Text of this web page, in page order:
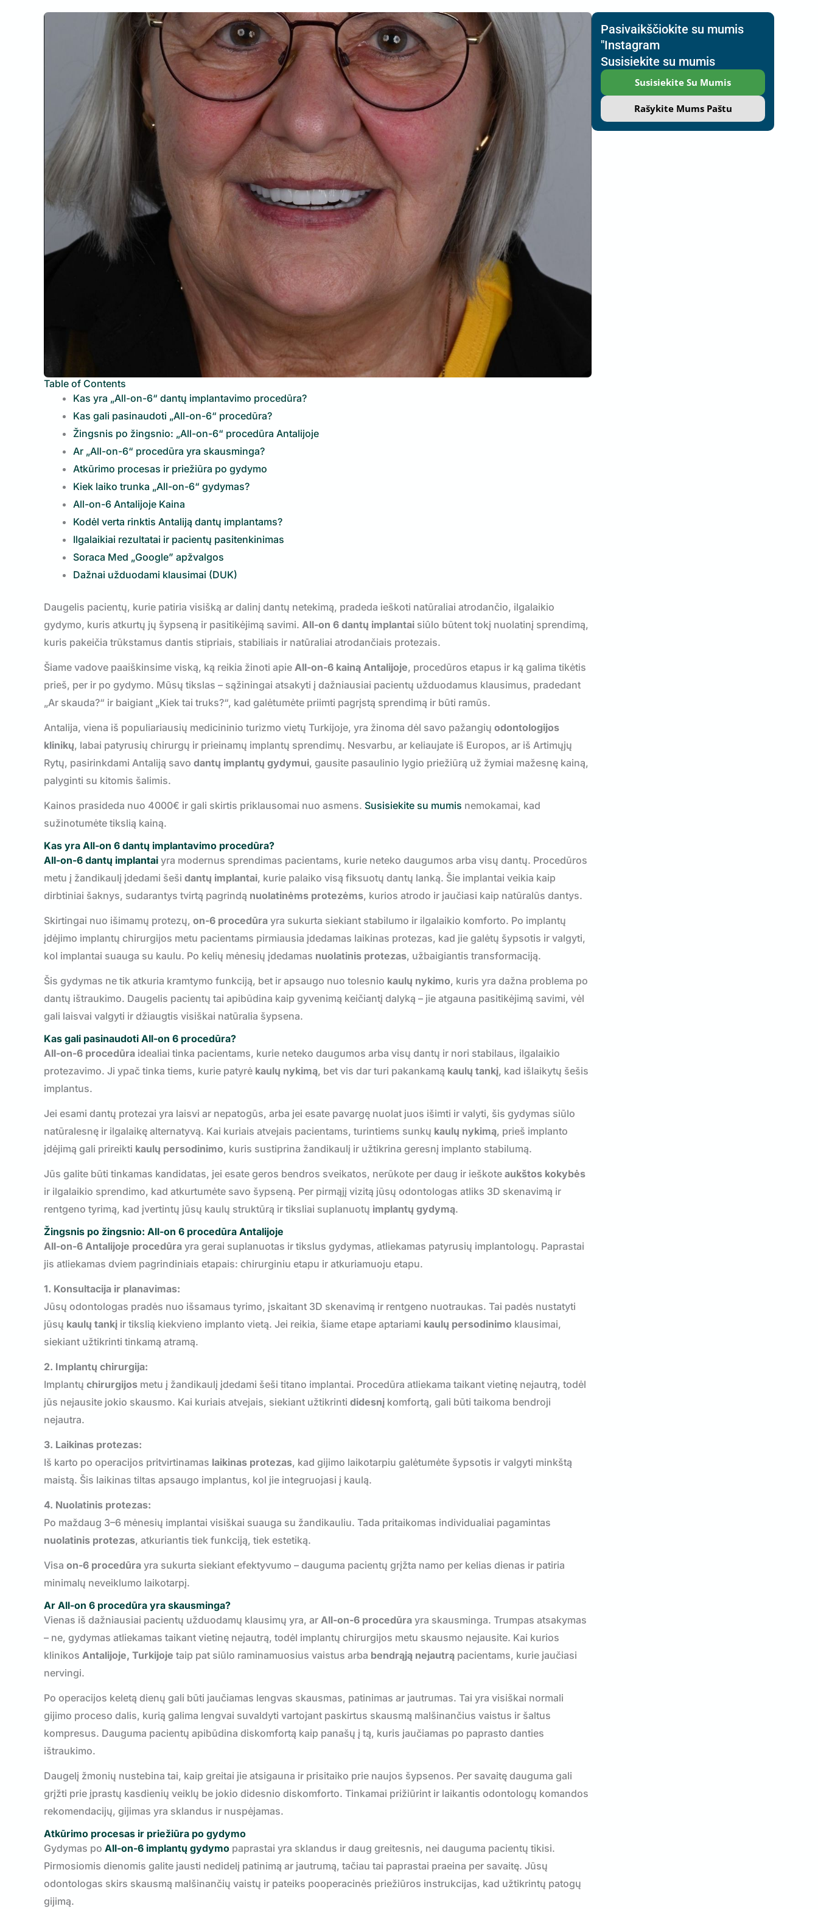
Table of Contents
Kas yra „All-on-6“ dantų implantavimo procedūra?
Kas gali pasinaudoti „All-on-6“ procedūra?
Žingsnis po žingsnio: „All-on-6“ procedūra Antalijoje
Ar „All-on-6“ procedūra yra skausminga?
Atkūrimo procesas ir priežiūra po gydymo
Kiek laiko trunka „All-on-6“ gydymas?
All-on-6 Antalijoje Kaina
Kodėl verta rinktis Antaliją dantų implantams?
Ilgalaikiai rezultatai ir pacientų pasitenkinimas
Soraca Med „Google” apžvalgos
Dažnai užduodami klausimai (DUK)
Daugelis pacientų, kurie patiria visišką ar dalinį dantų netekimą, pradeda ieškoti natūraliai atrodančio, ilgalaikio
gydymo, kuris atkurtų jų šypseną ir pasitikėjimą savimi. All-on 6 dantų implantai siūlo būtent tokį nuolatinį sprendimą,
kuris pakeičia trūkstamus dantis stipriais, stabiliais ir natūraliai atrodančiais protezais.
Šiame vadove paaiškinsime viską, ką reikia žinoti apie All-on-6 kainą Antalijoje, procedūros etapus ir ką galima tikėtis
prieš, per ir po gydymo. Mūsų tikslas – sąžiningai atsakyti į dažniausiai pacientų užduodamus klausimus, pradedant
„Ar skauda?“ ir baigiant „Kiek tai truks?“, kad galėtumėte priimti pagrįstą sprendimą ir būti ramūs.
Antalija, viena iš populiariausių medicininio turizmo vietų Turkijoje, yra žinoma dėl savo pažangių odontologijos
klinikų, labai patyrusių chirurgų ir prieinamų implantų sprendimų. Nesvarbu, ar keliaujate iš Europos, ar iš Artimųjų
Rytų, pasirinkdami Antaliją savo dantų implantų gydymui, gausite pasaulinio lygio priežiūrą už žymiai mažesnę kainą,
palyginti su kitomis šalimis.
Kainos prasideda nuo 4000€ ir gali skirtis priklausomai nuo asmens. Susisiekite su mumis nemokamai, kad
sužinotumėte tikslią kainą.
Kas yra All-on 6 dantų implantavimo procedūra?
All-on-6 dantų implantai yra modernus sprendimas pacientams, kurie neteko daugumos arba visų dantų. Procedūros
metu į žandikaulį įdedami šeši dantų implantai, kurie palaiko visą fiksuotų dantų lanką. Šie implantai veikia kaip
dirbtiniai šaknys, sudarantys tvirtą pagrindą nuolatinėms protezėms, kurios atrodo ir jaučiasi kaip natūralūs dantys.
Skirtingai nuo išimamų protezų, on-6 procedūra yra sukurta siekiant stabilumo ir ilgalaikio komforto. Po implantų
įdėjimo implantų chirurgijos metu pacientams pirmiausia įdedamas laikinas protezas, kad jie galėtų šypsotis ir valgyti,
kol implantai suauga su kaulu. Po kelių mėnesių įdedamas nuolatinis protezas, užbaigiantis transformaciją.
Šis gydymas ne tik atkuria kramtymo funkciją, bet ir apsaugo nuo tolesnio kaulų nykimo, kuris yra dažna problema po
dantų ištraukimo. Daugelis pacientų tai apibūdina kaip gyvenimą keičiantį dalyką – jie atgauna pasitikėjimą savimi, vėl
gali laisvai valgyti ir džiaugtis visiškai natūralia šypsena.
Kas gali pasinaudoti All-on 6 procedūra?
All-on-6 procedūra idealiai tinka pacientams, kurie neteko daugumos arba visų dantų ir nori stabilaus, ilgalaikio
protezavimo. Ji ypač tinka tiems, kurie patyrė kaulų nykimą, bet vis dar turi pakankamą kaulų tankį, kad išlaikytų šešis
implantus.
Jei esami dantų protezai yra laisvi ar nepatogūs, arba jei esate pavargę nuolat juos išimti ir valyti, šis gydymas siūlo
natūralesnę ir ilgalaikę alternatyvą. Kai kuriais atvejais pacientams, turintiems sunkų kaulų nykimą, prieš implanto
įdėjimą gali prireikti kaulų persodinimo, kuris sustiprina žandikaulį ir užtikrina geresnį implanto stabilumą.
Jūs galite būti tinkamas kandidatas, jei esate geros bendros sveikatos, nerūkote per daug ir ieškote aukštos kokybės
ir ilgalaikio sprendimo, kad atkurtumėte savo šypseną. Per pirmąjį vizitą jūsų odontologas atliks 3D skenavimą ir
rentgeno tyrimą, kad įvertintų jūsų kaulų struktūrą ir tiksliai suplanuotų implantų gydymą.
Žingsnis po žingsnio: All-on 6 procedūra Antalijoje
All-on-6 Antalijoje procedūra yra gerai suplanuotas ir tikslus gydymas, atliekamas patyrusių implantologų. Paprastai
jis atliekamas dviem pagrindiniais etapais: chirurginiu etapu ir atkuriamuoju etapu.
1. Konsultacija ir planavimas:
Jūsų odontologas pradės nuo išsamaus tyrimo, įskaitant 3D skenavimą ir rentgeno nuotraukas. Tai padės nustatyti
jūsų kaulų tankį ir tikslią kiekvieno implanto vietą. Jei reikia, šiame etape aptariami kaulų persodinimo klausimai,
siekiant užtikrinti tinkamą atramą.
2. Implantų chirurgija:
Implantų chirurgijos metu į žandikaulį įdedami šeši titano implantai. Procedūra atliekama taikant vietinę nejautrą, todėl
jūs nejausite jokio skausmo. Kai kuriais atvejais, siekiant užtikrinti didesnį komfortą, gali būti taikoma bendroji
nejautra.
3. Laikinas protezas:
Iš karto po operacijos pritvirtinamas laikinas protezas, kad gijimo laikotarpiu galėtumėte šypsotis ir valgyti minkštą
maistą. Šis laikinas tiltas apsaugo implantus, kol jie integruojasi į kaulą.
4. Nuolatinis protezas:
Po maždaug 3–6 mėnesių implantai visiškai suauga su žandikauliu. Tada pritaikomas individualiai pagamintas
nuolatinis protezas, atkuriantis tiek funkciją, tiek estetiką.
Visa on-6 procedūra yra sukurta siekiant efektyvumo – dauguma pacientų grįžta namo per kelias dienas ir patiria
minimalų neveiklumo laikotarpį.
Ar All-on 6 procedūra yra skausminga?
Vienas iš dažniausiai pacientų užduodamų klausimų yra, ar All-on-6 procedūra yra skausminga. Trumpas atsakymas
– ne, gydymas atliekamas taikant vietinę nejautrą, todėl implantų chirurgijos metu skausmo nejausite. Kai kurios
klinikos Antalijoje, Turkijoje taip pat siūlo raminamuosius vaistus arba bendrąją nejautrą pacientams, kurie jaučiasi
nervingi.
Po operacijos keletą dienų gali būti jaučiamas lengvas skausmas, patinimas ar jautrumas. Tai yra visiškai normali
gijimo proceso dalis, kurią galima lengvai suvaldyti vartojant paskirtus skausmą malšinančius vaistus ir šaltus
kompresus. Dauguma pacientų apibūdina diskomfortą kaip panašų į tą, kuris jaučiamas po paprasto danties
ištraukimo.
Daugelį žmonių nustebina tai, kaip greitai jie atsigauna ir prisitaiko prie naujos šypsenos. Per savaitę dauguma gali
grįžti prie įprastų kasdienių veiklų be jokio didesnio diskomforto. Tinkamai prižiūrint ir laikantis odontologų komandos
rekomendacijų, gijimas yra sklandus ir nuspėjamas.
Atkūrimo procesas ir priežiūra po gydymo
Gydymas po All-on-6 implantų gydymo paprastai yra sklandus ir daug greitesnis, nei dauguma pacientų tikisi.
Pirmosiomis dienomis galite jausti nedidelį patinimą ar jautrumą, tačiau tai paprastai praeina per savaitę. Jūsų
odontologas skirs skausmą malšinančių vaistų ir pateiks pooperacinės priežiūros instrukcijas, kad užtikrintų patogų
gijimą.
Pasivaikščiokite su mumis
"Instagram
Susisiekite su mumis
Susisiekite Su Mumis
Rašykite Mums Paštu